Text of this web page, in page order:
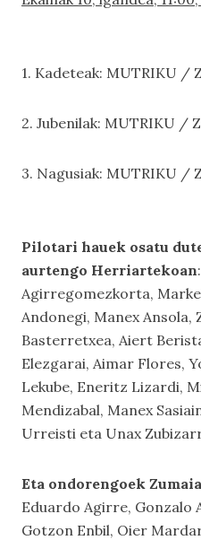
1. Kadeteak: MUTRIKU /
2. Jubenilak: MUTRIKU /
3. Nagusiak: MUTRIKU /
Pilotari hauek osatu
aurtengo Herriartekoan
Agirregomezkorta,
Andonegi, Manex Ansola,
Basterretxea, Aiert
Elezgarai, Aimar Flores,
Lekube, Eneritz Lizardi,
Mendizabal, Manex
Urreisti eta Unax
Eta ondorengoek
Eduardo Agirre, Gonzalo
Gotzon Enbil, Oier